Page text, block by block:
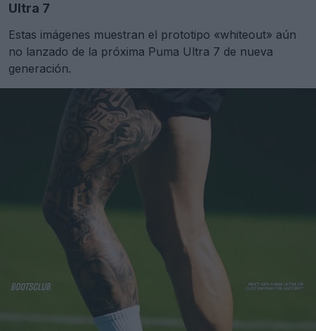
Ultra 7
Estas imágenes muestran el prototipo «whiteout» aún
no lanzado de la próxima Puma Ultra 7 de nueva
generación.